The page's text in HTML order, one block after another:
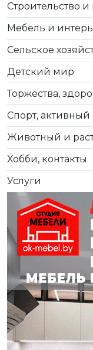
Строительство
Мебель и
Сельское
Детский мир
Торжества,
Спорт, активный
Животный и
Хобби, контакты
Услуги